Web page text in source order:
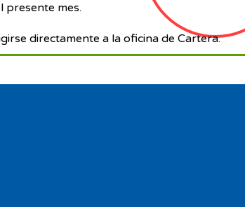
presente mes.
directamente a la oficina de Cartera.